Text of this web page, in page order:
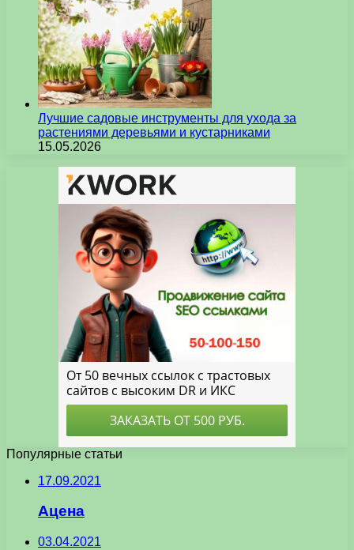
Лучшие садовые инструменты для ухода за
растениями деревьями и кустарниками
15.05.2026
Популярные статьи
17.09.2021
Ацена
03.04.2021